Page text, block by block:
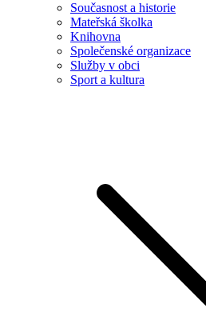
Současnost a historie
Mateřská školka
Knihovna
Společenské organizace
Služby v obci
Sport a kultura